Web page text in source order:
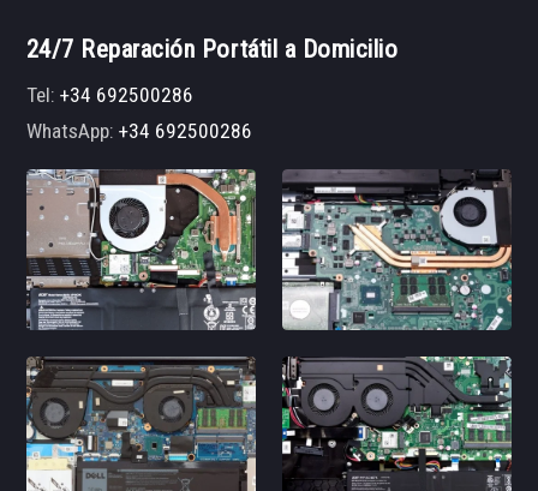
24/7 Reparación Portátil a Domicilio
Tel:+34 692500286
WhatsApp:+34 692500286